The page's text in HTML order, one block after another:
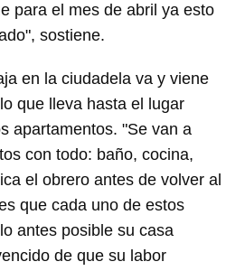
para el mes de abril ya esto
sostiene.
en la ciudadela va y viene
que lleva hasta el lugar
apartamentos. "Se van a
con todo: baño, cocina,
el obrero antes de volver al
que cada uno de estos
antes posible su casa
de que su labor